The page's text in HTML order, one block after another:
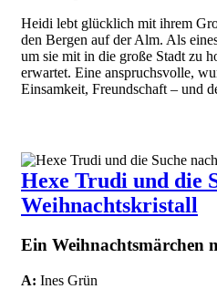
Heidi lebt glücklich mit ihrem
den Bergen auf der Alm. Als
um sie mit in die große Stadt zu
erwartet. Eine anspruchsvolle,
Einsamkeit, Freundschaft – und
Hexe Trudi und die
Weihnachtskristall
Ein Weihnachtsmärchen
A: Ines Grün